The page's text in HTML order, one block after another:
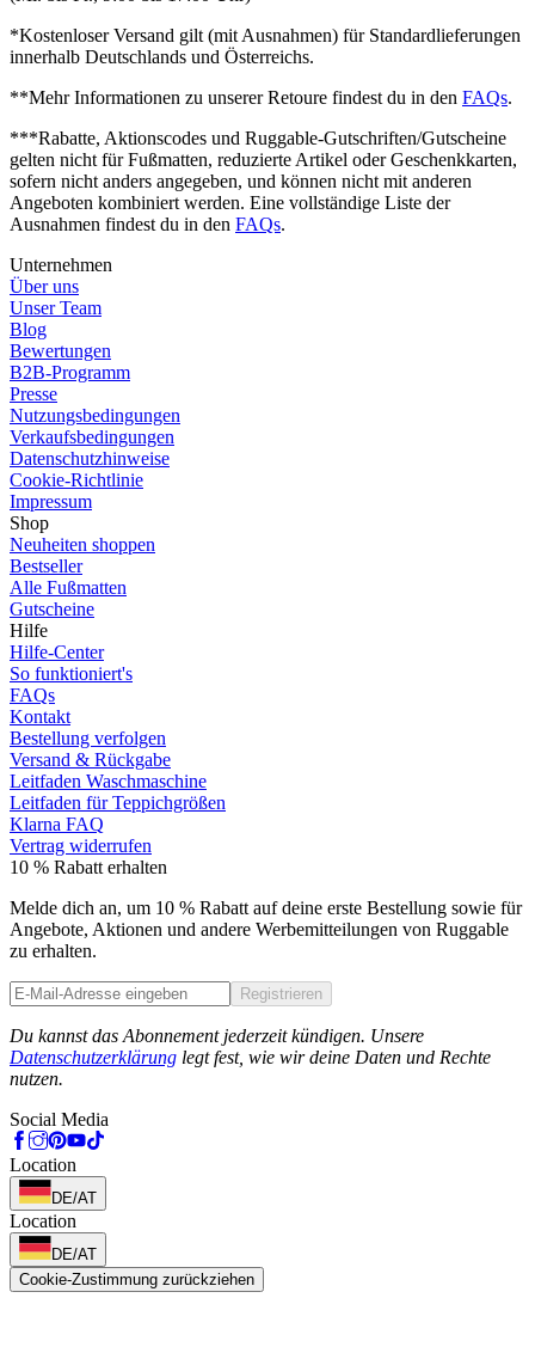
*Kostenloser Versand gilt (mit Ausnahmen) für Standardlieferungen
innerhalb Deutschlands und Österreichs.
**Mehr Informationen zu unserer Retoure findest du in den FAQs.
***Rabatte, Aktionscodes und Ruggable-Gutschriften/Gutscheine
gelten nicht für Fußmatten, reduzierte Artikel oder Geschenkkarten,
sofern nicht anders angegeben, und können nicht mit anderen
Angeboten kombiniert werden. Eine vollständige Liste der
Ausnahmen findest du in den FAQs.
Unternehmen
Über uns
Unser Team
Blog
Bewertungen
B2B-Programm
Presse
Nutzungsbedingungen
Verkaufsbedingungen
Datenschutzhinweise
Cookie-Richtlinie
Impressum
Shop
Neuheiten shoppen
Bestseller
Alle Fußmatten
Gutscheine
Hilfe
Hilfe-Center
So funktioniert's
FAQs
Kontakt
Bestellung verfolgen
Versand & Rückgabe
Leitfaden Waschmaschine
Leitfaden für Teppichgrößen
Klarna FAQ
Vertrag widerrufen
10 % Rabatt erhalten
Melde dich an, um 10 % Rabatt auf deine erste Bestellung sowie für
Angebote, Aktionen und andere Werbemitteilungen von Ruggable
zu erhalten.
Registrieren
Du kannst das Abonnement jederzeit kündigen. Unsere
Datenschutzerklärung legt fest, wie wir deine Daten und Rechte
nutzen.
Social Media
Location
DE/AT
Location
DE/AT
Cookie-Zustimmung zurückziehen